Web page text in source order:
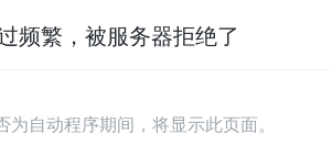
频繁，被服务器拒绝了
为自动程序期间，将显示此页面。